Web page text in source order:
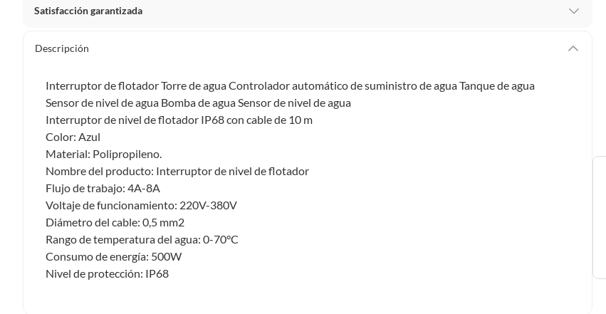
Satisfacción garantizada
Debe estar en perfecto estado, con todas sus etiquetas, sellos intactos y sin uso, tal como te lo entregamos. Ten
Productos que, por su naturaleza, no puedan ser devueltos, puedan deteriorarse o caducar con rapidez.
Confeccionados a la medida.
De uso personal.
En sodimac.cl te damos30 días desde que recibes el producto
etiquetas y sin uso, tal como te lo entregamos.
Productos digitales que se entregan a través de una descarga electrónica, por ejemplo, cupones de experiencia o
programas para el computador.
Productos a pedido o confeccionados a medida.
Productos que han sido informados como imperfectos, usados, reparados, abiertos, de segunda selección,
remanufacturados o con alguna deficiencia, que sean comprados en esa condición a un precio reducido.
Alimentos, bebidas, medicamentos, suplementos alimenticios, vitaminas, entre otros análogos.
Descripción
Interruptor de flotador Torre de agua Controlador automático de suministro de agua Tanque de agua
Sensor de nivel de agua Bomba de agua Sensor de nivel de agua
Interruptor de nivel de flotador IP68 con cable de 10 m
Color: Azul
Material: Polipropileno.
Nombre del producto: Interruptor de nivel de flotador
Flujo de trabajo: 4A-8A
Voltaje de funcionamiento: 220V-380V
Diámetro del cable: 0,5 mm2
Rango de temperatura del agua: 0-70°C
Consumo de energía: 500W
Nivel de protección: IP68